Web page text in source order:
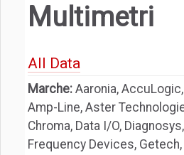
Multimetri
All Data
Marche: Aaronia,
Amp-Line, Aster
Chroma, Data I/O,
Frequency Devices, Getech,